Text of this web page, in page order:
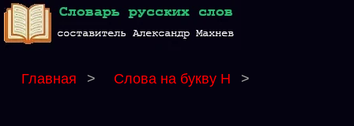
Главная > Слова на букву Н >